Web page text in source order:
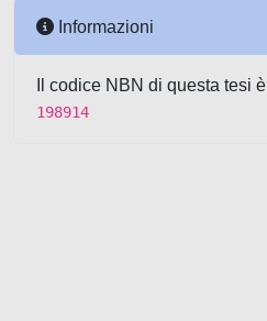
Informazioni
Il codice NBN di questa tesi è
198914